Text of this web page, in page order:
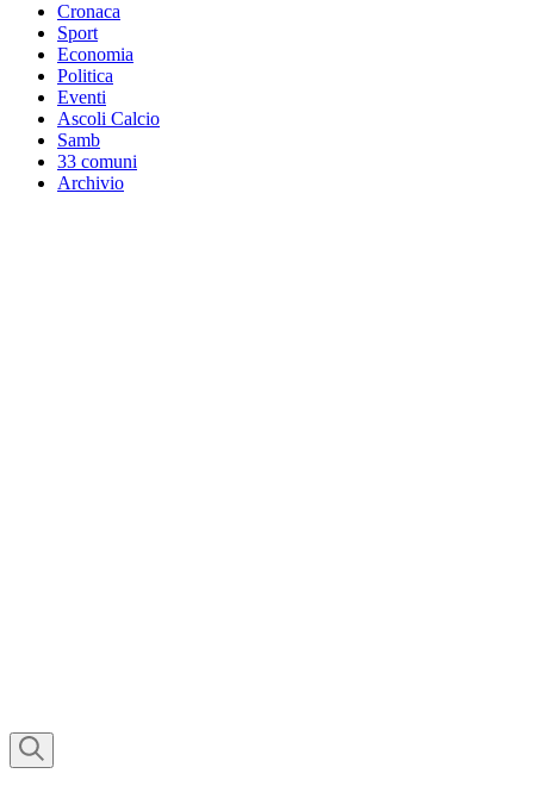
Cronaca
Sport
Economia
Politica
Eventi
Ascoli Calcio
Samb
33 comuni
Archivio